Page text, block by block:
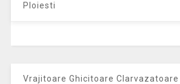
Ploiesti
Vrajitoare Ghicitoare